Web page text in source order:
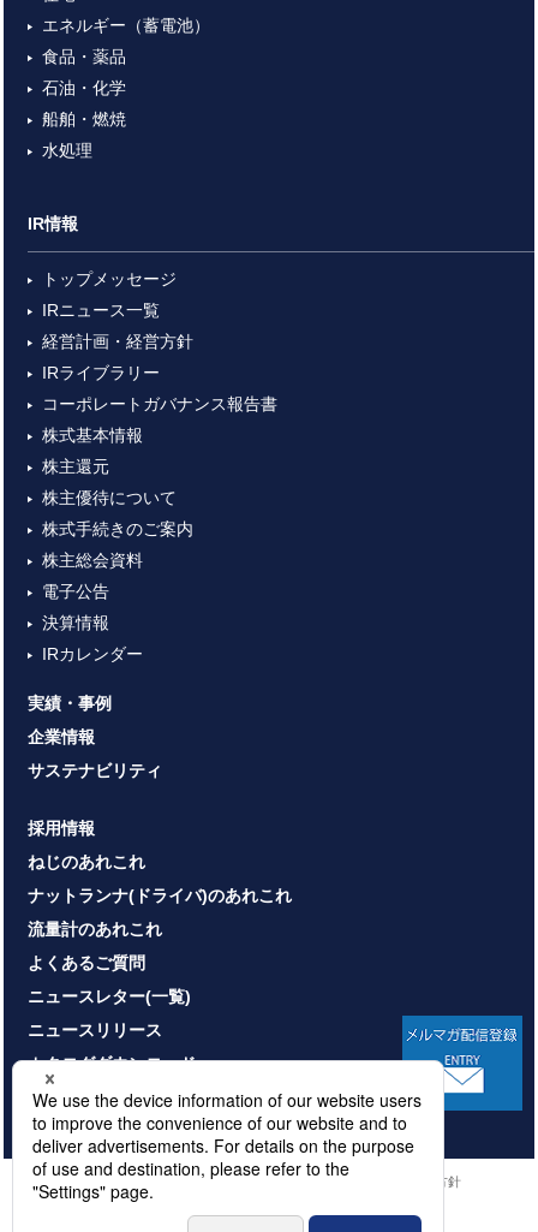
エネルギー（蓄電池）
食品・薬品
石油・化学
船舶・燃焼
水処理
IR情報
トップメッセージ
IRニュース一覧
経営計画・経営方針
IRライブラリー
コーポレートガバナンス報告書
株式基本情報
株主還元
株主優待について
株式手続きのご案内
株主総会資料
電子公告
決算情報
IRカレンダー
実績・事例
企業情報
サステナビリティ
採用情報
ねじのあれこれ
ナットランナ(ドライバ)のあれこれ
流量計のあれこれ
よくあるご質問
ニュースレター(一覧)
ニュースリリース
カタログダウンロード
お問い合わせ
プライバシーポリシー
情報セキュリティ基本方針